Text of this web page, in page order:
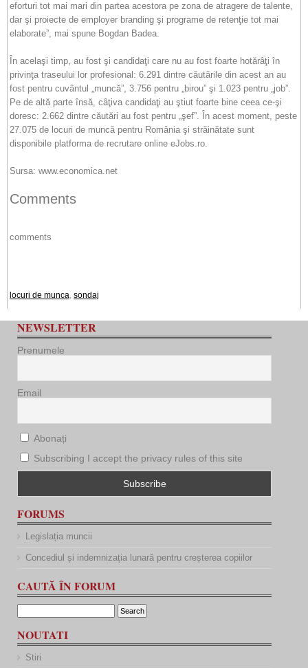
eforturi tot mai mari din partea acestora pe zona de atragere de talente,
dar şi proiecte de employer branding şi programe de retenţie tot mai
elaborate”, mai spune Bogdan Badea.
În acelaşi timp, au fost şi candidaţi care nu au fost foarte hotărâţi în
privinţa traseului lor profesional: 6.291 dintre căutările din acest an au
fost pentru cuvântul „muncă”, 3.756 pentru „birou” şi 1.023 pentru „job”.
Pe de altă parte însă, câţiva candidaţi au ştiut foarte bine ceea ce-şi
doresc: 2.662 dintre căutări au fost pentru „şef”. În acest moment, peste
27.075 de locuri de muncă pentru România şi străinătate sunt
disponibile platforma de recrutare online eJobs.ro.
Sursa: www.economica.net
Comments
comments
locuri de munca, sondaj
NEWSLETTER
Prenumele
Email
Abonați
Subscribing I accept the privacy rules of this site
FORUMS
Legislația muncii
Concediul și indemnizația lunară pentru creșterea copiilor
CAUTĂ ÎN FORUM
NOUTATI
Stiri